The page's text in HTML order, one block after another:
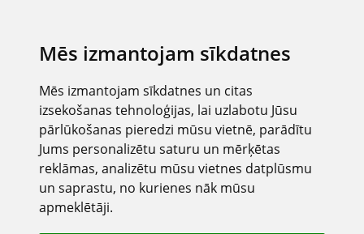
Mēs izmantojam sīkdatnes
Mēs izmantojam sīkdatnes un citas
izsekošanas tehnoloģijas, lai uzlabotu Jūsu
pārlūkošanas pieredzi mūsu vietnē, parādītu
Jums personalizētu saturu un mērķētas
reklāmas, analizētu mūsu vietnes datplūsmu
un saprastu, no kurienes nāk mūsu
apmeklētāji.